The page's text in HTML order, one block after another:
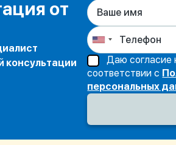
от
консультации
Даю согласие
соответствии с
персональных